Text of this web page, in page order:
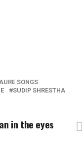
SONGS
SUDIP SHRESTHA
in the eyes